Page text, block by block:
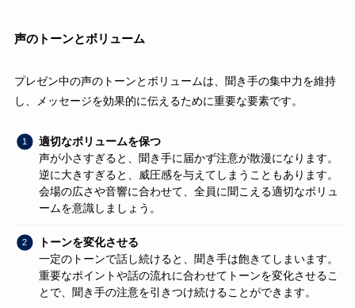
声のトーンとボリューム
プレゼン中の声のトーンとボリュームは、聞き手の集中力を維持
し、メッセージを効果的に伝えるために重要な要素です。
適切なボリュームを保つ
声が小さすぎると、聞き手に届かず注意が散漫になります。
逆に大きすぎると、威圧感を与えてしまうこともあります。
会場の広さや音響に合わせて、全員に聞こえる適切なボリュ
ームを意識しましょう。
トーンを変化させる
一定のトーンで話し続けると、聞き手は飽きてしまいます。
重要なポイントや話の流れに合わせてトーンを変化させるこ
とで、聞き手の注意を引きつけ続けることができます。